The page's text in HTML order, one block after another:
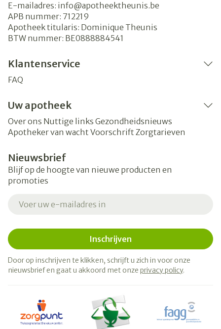
E-mailadres: info@apotheektheunis.be
APB nummer: 712219
Apotheek titularis: Dominique Theunis
BTW nummer: BE0888884541
Klantenservice
FAQ
Uw apotheek
Over ons Nuttige links Gezondheidsnieuws
Apotheker van wacht Voorschrift Zorgtarieven
Nieuwsbrief
Blijf op de hoogte van nieuwe producten en
promoties
Inschrijven
Door op inschrijven te klikken, schrijft u zich in voor onze
nieuwsbrief en gaat u akkoord met onze privacy policy.